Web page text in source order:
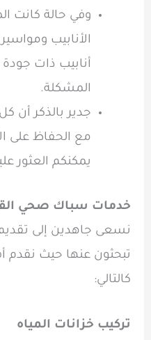
وفي حالة كانت
الأنابيب
أنابيب ذات جودة
المشكلة.
جدير بالذكر أن
مع الحفاظ على
يمكنكم العثور
خدمات سباك صحي
نسعى جاهدين إلى تقديم
تبحثون عنها حيث نقدم
كالتالي:
تركيب خزانات المياه